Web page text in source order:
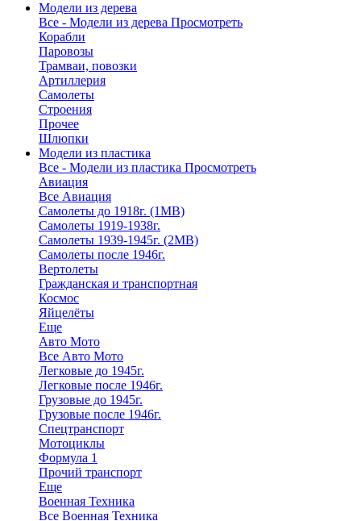
Модели из дерева
Все - Модели из дерева Просмотреть
Корабли
Паровозы
Трамваи, повозки
Артиллерия
Самолеты
Строения
Прочее
Шлюпки
Модели из пластика
Все - Модели из пластика Просмотреть
Авиация
Все Авиация
Самолеты до 1918г. (1МВ)
Самолеты 1919-1938г.
Самолеты 1939-1945г. (2МВ)
Самолеты после 1946г.
Вертолеты
Гражданская и транспортная
Космос
Яйцелёты
Еще
Авто Мото
Все Авто Мото
Легковые до 1945г.
Легковые после 1946г.
Грузовые до 1945г.
Грузовые после 1946г.
Спецтранспорт
Мотоциклы
Формула 1
Прочий транспорт
Еще
Военная Техника
Все Военная Техника